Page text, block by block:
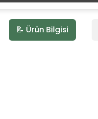
📝 Ürün Bilgisi